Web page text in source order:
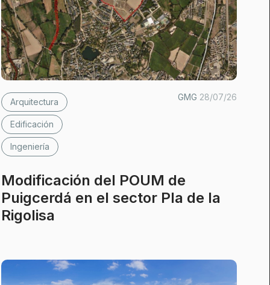
Arquitectura
Edificación
Ingeniería
GMG 28/07/26
Modificación del POUM de
Puigcerdá en el sector Pla de la
Rigolisa